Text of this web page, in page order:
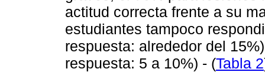
actitud correcta frente a su
estudiantes tampoco
respuesta: alrededor del
respuesta: 5 a 10%) - (Tabla 2